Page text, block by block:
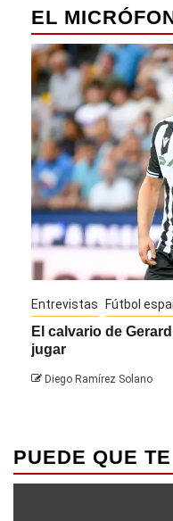
EL
Entrevistas Fútbol
El calvario de
jugar
Diego Ramírez Solano
PUEDE QUE